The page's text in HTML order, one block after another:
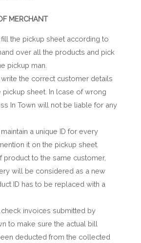
MERCHANT
the pickup sheet according to
over all the products and pick
pickup man.
write the correct customer details
pickup sheet. In lcase of wrong
In Town will not be liable for any
a unique ID for every
it on the pickup sheet.
product to the same customer,
will be considered as a new
ID has to be replaced with a
check invoices submitted by
to make sure the actual bill
deducted from the collected